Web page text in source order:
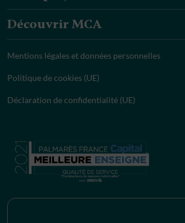
Découvrir MCA
Mentions légales et données personnelles
Politique de cookies (UE)
Déclaration de confidentialité (UE)